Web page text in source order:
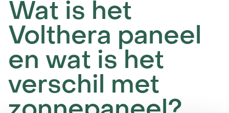
Het PVT-paneel
Omvormer
Warmtepomp
Boilervat
Wat is het
Volthera paneel
en wat is het
verschil met